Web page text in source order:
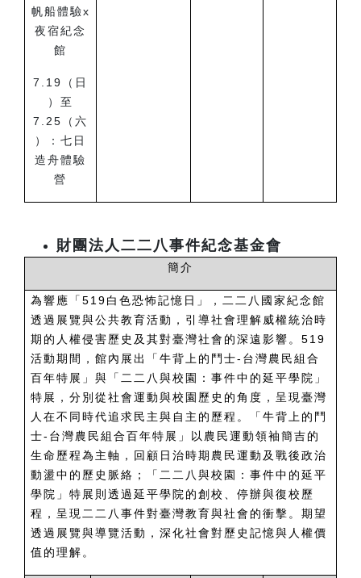
帆船體驗x
夜宿紀念
館
7.19
（日
）至
7.25（六
）：七日
造舟體驗
營
財團法人二二八事件紀念基金會
簡介
為響應「519白色恐怖記憶日」，二二八國家紀念館
透過展覽與公共教育活動，引導社會理解威權統治時
期的人權侵害歷史及其對臺灣社會的深遠影響。519
活動期間，館內展出「牛背上的鬥士-台灣農民組合
百年特展」與「二二八與校園：事件中的延平學院」
特展，分別從社會運動與校園歷史的角度，呈現臺灣
人在不同時代追求民主與自主的歷程。「牛背上的鬥
士-台灣農民組合百年特展」以農民運動領袖簡吉的
生命歷程為主軸，回顧日治時期農民運動及戰後政治
動盪中的歷史脈絡；「二二八與校園：事件中的延平
學院」特展則透過延平學院的創校、停辦與復校歷
程，呈現二二八事件對臺灣教育與社會的衝擊。期望
透過展覽與導覽活動，深化社會對歷史記憶與人權價
值的理解。